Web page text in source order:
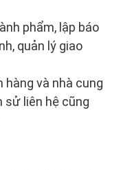
phẩm, lập báo
quản lý giao
hàng và nhà cung
sử liên hệ cũng